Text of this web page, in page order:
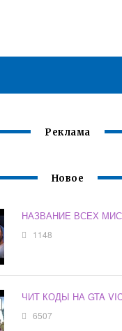
Реклама
Новое
НАЗВАНИЕ ВСЕХ
1148
ЧИТ КОДЫ НА GTA
6507